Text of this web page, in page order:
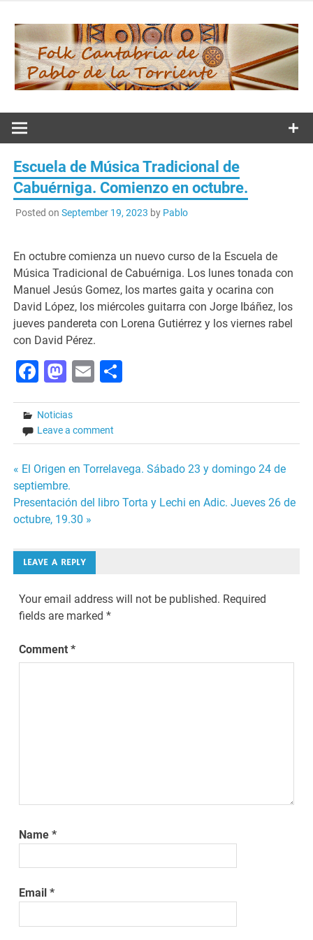
content
Folk
Cantabria de
Pablo de la
Escuela de Música Tradicional de
Cabuérniga. Comienzo en octubre.
Posted on September 19, 2023 by Pablo
En octubre comienza un nuevo curso de la Escuela de
Música Tradicional de Cabuérniga. Los lunes tonada con
Manuel Jesús Gomez, los martes gaita y ocarina con
David López, los miércoles guitarra con Jorge Ibáñez, los
jueves pandereta con Lorena Gutiérrez y los viernes rabel
con David Pérez.
Facebook
Mastodon
Email
Noticias
Leave a comment
Post
navigation
« El Origen en Torrelavega. Sábado 23 y domingo 24 de
septiembre.
Presentación del libro Torta y Lechi en Adic. Jueves 26 de
octubre, 19.30 »
LEAVE A REPLY
Your email address will not be published. Required
fields are marked*
Comment*
Name*
Email*